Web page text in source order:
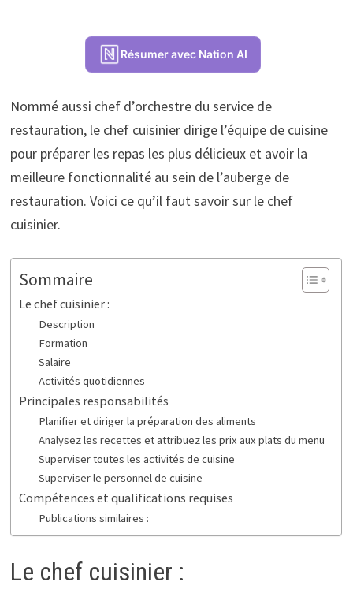
Résumer avec Nation AI
Nommé aussi chef d’orchestre du service de
restauration, le chef cuisinier dirige l’équipe de cuisine
pour préparer les repas les plus délicieux et avoir la
meilleure fonctionnalité au sein de l’auberge de
restauration. Voici ce qu’il faut savoir sur le chef
cuisinier.
Sommaire
Le chef cuisinier :
Description
Formation
Salaire
Activités quotidiennes
Principales responsabilités
Planifier et diriger la préparation des aliments
Analysez les recettes et attribuez les prix aux plats du menu
Superviser toutes les activités de cuisine
Superviser le personnel de cuisine
Compétences et qualifications requises
Publications similaires :
Le chef cuisinier :